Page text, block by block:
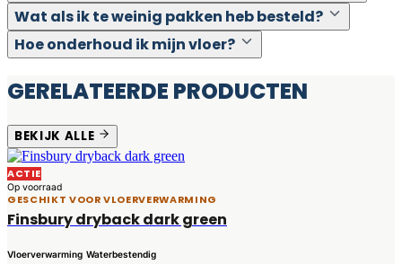
Wat als ik te weinig pakken heb besteld?
Hoe onderhoud ik mijn vloer?
GERELATEERDE PRODUCTEN
BEKIJK ALLE
ACTIE
Op voorraad
GESCHIKT VOOR VLOERVERWARMING
Finsbury dryback dark green
Vloerverwarming Waterbestendig